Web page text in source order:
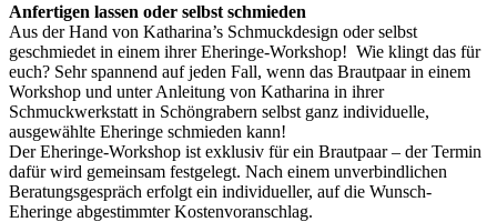
Anfertigen lassen oder selbst schmieden
Aus der Hand von Katharina’s Schmuckdesign oder selbst
geschmiedet in einem ihrer Eheringe-Workshop! Wie klingt das für
euch? Sehr spannend auf jeden Fall, wenn das Brautpaar in einem
Workshop und unter Anleitung von Katharina in ihrer
Schmuckwerkstatt in Schöngrabern selbst ganz individuelle,
ausgewählte Eheringe schmieden kann!
Der Eheringe-Workshop ist exklusiv für ein Brautpaar – der Termin
dafür wird gemeinsam festgelegt. Nach einem unverbindlichen
Beratungsgespräch erfolgt ein individueller, auf die Wunsch-
Eheringe abgestimmter Kostenvoranschlag.